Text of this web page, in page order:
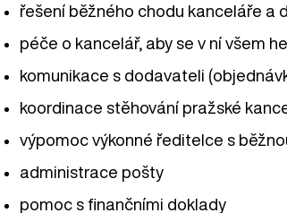
řešení běžného chodu kanceláře a
péče o kancelář, aby se v ní všem
komunikace s dodavateli
koordinace stěhování pražské
výpomoc výkonné ředitelce s
administrace pošty
pomoc s finančními doklady